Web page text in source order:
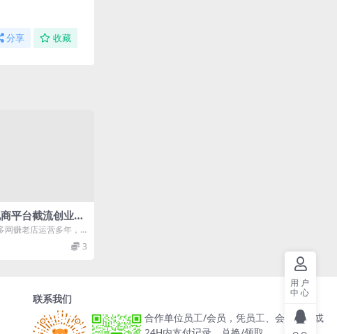
分享 收藏
平台截流创业粉
，长尾流量至
赚老店运营多年，
发出去的资料都带着
3
联系我们
合作单位员工/会员，凭员工、会员卡号或
用户
中心